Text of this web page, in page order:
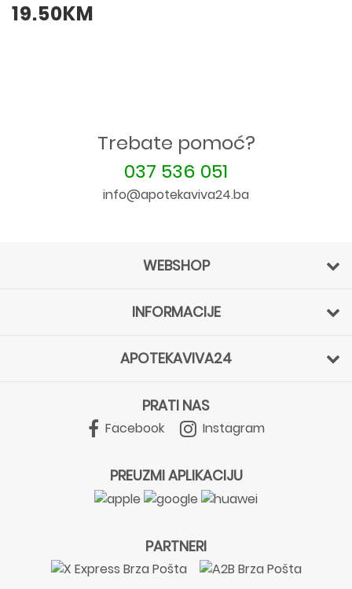
19.50KM
Trebate pomoć?
037 536 051
info@apotekaviva24.ba
WEBSHOP
INFORMACIJE
APOTEKAVIVA24
PRATI NAS
Facebook Instagram
PREUZMI APLIKACIJU
PARTNERI